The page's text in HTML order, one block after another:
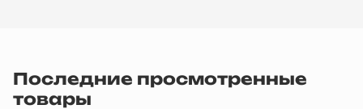
Последние просмотренные
товары